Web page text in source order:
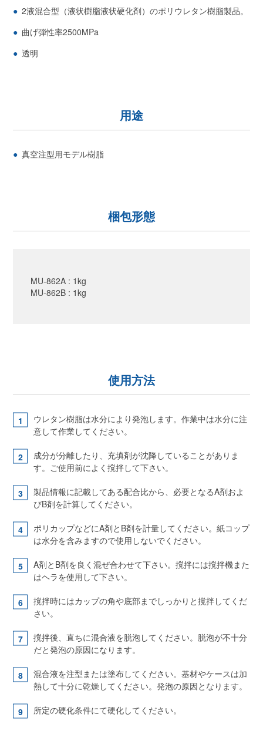
2液混合型（液状樹脂液状硬化剤）のポリウレタン樹脂製品。
曲げ弾性率2500MPa
透明
用途
真空注型用モデル樹脂
梱包形態
MU-862A : 1kg
MU-862B : 1kg
使用方法
ウレタン樹脂は水分により発泡します。作業中は水分に注
意して作業してください。
成分が分離したり、充填剤が沈降していることがありま
す。ご使用前によく撹拌して下さい。
製品情報に記載してある配合比から、必要となるA剤およ
びB剤を計算してください。
ポリカップなどにA剤とB剤を計量してください。紙コップ
は水分を含みますので使用しないでください。
A剤とB剤を良く混ぜ合わせて下さい。撹拌には撹拌機また
はヘラを使用して下さい。
撹拌時にはカップの角や底部までしっかりと撹拌してくだ
さい。
撹拌後、直ちに混合液を脱泡してください。脱泡が不十分
だと発泡の原因になります。
混合液を注型または塗布してください。基材やケースは加
熱して十分に乾燥してください。発泡の原因となります。
所定の硬化条件にて硬化してください。